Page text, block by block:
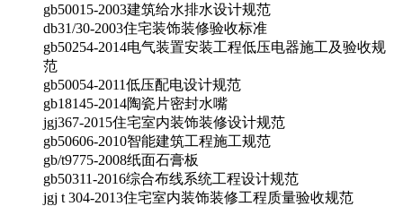
gb50015-2003建筑给水排水设计规范
db31/30-2003住宅装饰装修验收标准
gb50254-2014电气装置安装工程低压电器施工及验收规
范
gb50054-2011低压配电设计规范
gb18145-2014陶瓷片密封水嘴
jgj367-2015住宅室内装饰装修设计规范
gb50606-2010智能建筑工程施工规范
gb/t9775-2008纸面石膏板
gb50311-2016综合布线系统工程设计规范
jgj t 304-2013住宅室内装饰装修工程质量验收规范